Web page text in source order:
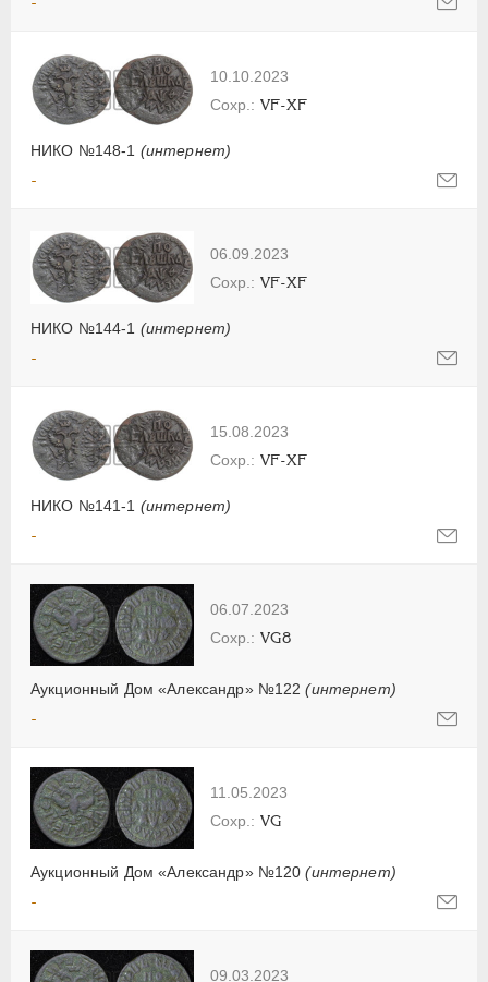
10.10.2023
НИКО №148-1 (интернет)
VF-XF
-
06.09.2023
НИКО №144-1 (интернет)
VF-XF
-
15.08.2023
НИКО №141-1 (интернет)
VF-XF
-
06.07.2023
Аукционный Дом «Александр» №122(интернет)
VG8
-
11.05.2023
Аукционный Дом «Александр» №120(интернет)
VG
-
09.03.2023